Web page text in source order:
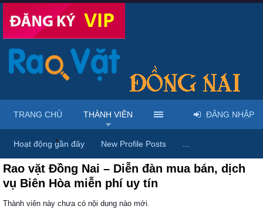
Trang chủ Thành viên
Rao vặt Đồng Nai – Diễn đàn mua bán, dịch
vụ Biên Hòa miễn phí uy tín
Thành viên này chưa có nội dung nào mới.
TRANG CHỦ THÀNH VIÊN
Hoạt động gần đây New Profile Posts
ĐĂNG NHẬP